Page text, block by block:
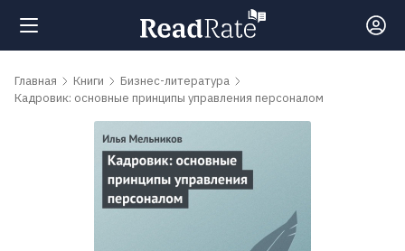
Поиск
Главная Книги
Бизнес-литература
Кадровик: основные принципы управления персоналом